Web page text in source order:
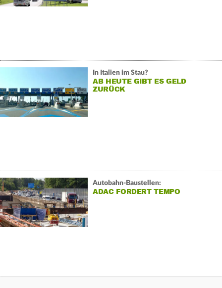
In Italien im Stau?
AB HEUTE GIBT ES GELD
ZURÜCK
Autobahn-Baustellen:
ADAC FORDERT TEMPO